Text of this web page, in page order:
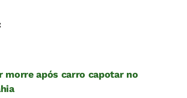
morre após carro capotar no